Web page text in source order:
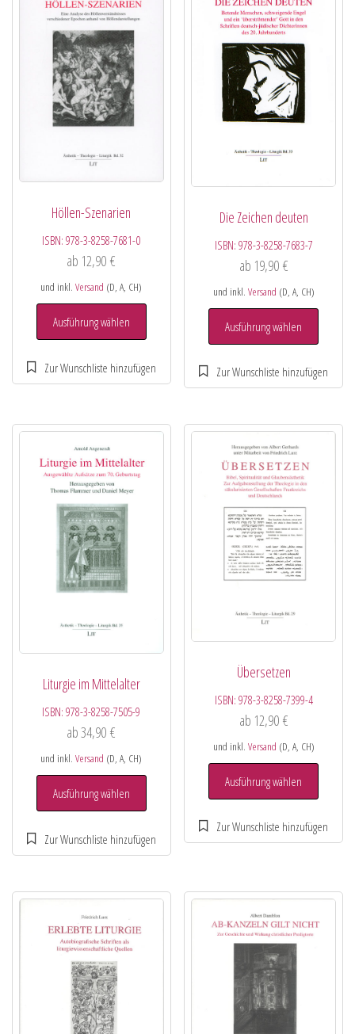
Höllen-Szenarien
ISBN:978-3-8258-7681-0
ab 12,90€
und inkl.Versand (D, A, CH)
Ausführung wählen
Die Zeichen deuten
ISBN: 978-3-8258-7683-7
ab 19,90 €
und inkl. Versand (D, A, CH)
Ausführung wählen
Liturgie im Mittelalter
ISBN:978-3-8258-7505-9
ab34,90€
und inkl.Versand (D, A, CH)
Ausführung wählen
Übersetzen
ISBN: 978-3-8258-7399-4
ab 12,90 €
und inkl. Versand (D, A, CH)
Ausführung wählen